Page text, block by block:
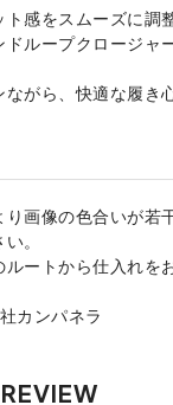
ト感をスムーズに調
ループクロージャ
がら、快適な履き
画像の色合いが若
。
ートから仕入れを
カンパネラ